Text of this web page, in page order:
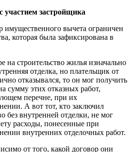
участием застройщика
имущественного вычета ограничен
которая была зафиксирована в
на строительство жилья изначально
отделка, но плательщик от
отказывался, то он мог получить
сумму этих отказных работ,
перечне, при их
А вот тот, кто заключил
без внутренней отделки, не мог
расходы, понесенные при
внутренних отделочных работ.
от того, какой договор они